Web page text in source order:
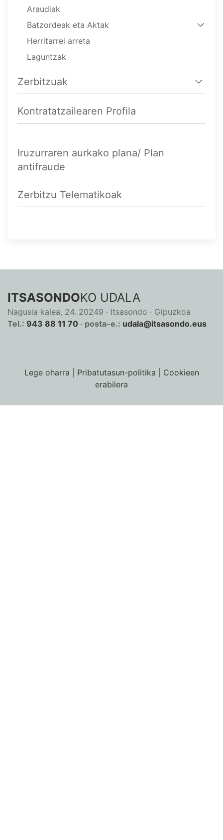
Araudiak
Batzordeak eta Aktak
Herritarrei arreta
Laguntzak
Zerbitzuak
Kontratatzailearen Profila
Iruzurraren aurkako plana/ Plan
antifraude
Zerbitzu Telematikoak
ITSASONDOKO UDALA
Nagusia kalea, 24. 20249 · Itsasondo · Gipuzkoa
Tel.: 943 88 11 70 · posta-e.: udala@itsasondo.eus
Lege oharra Pribatutasun-politika
Cookieen
erabilera